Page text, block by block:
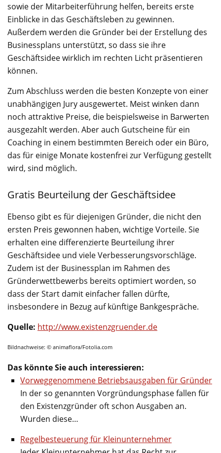
sowie der Mitarbeiterführung helfen, bereits erste
Einblicke in das Geschäftsleben zu gewinnen.
Außerdem werden die Gründer bei der Erstellung des
Businessplans unterstützt, so dass sie ihre
Geschäftsidee wirklich im rechten Licht präsentieren
können.
Zum Abschluss werden die besten Konzepte von einer
unabhängigen Jury ausgewertet. Meist winken dann
noch attraktive Preise, die beispielsweise in Barwerten
ausgezahlt werden. Aber auch Gutscheine für ein
Coaching in einem bestimmten Bereich oder ein Büro,
das für einige Monate kostenfrei zur Verfügung gestellt
wird, sind möglich.
Gratis Beurteilung der Geschäftsidee
Ebenso gibt es für diejenigen Gründer, die nicht den
ersten Preis gewonnen haben, wichtige Vorteile. Sie
erhalten eine differenzierte Beurteilung ihrer
Geschäftsidee und viele Verbesserungsvorschläge.
Zudem ist der Businessplan im Rahmen des
Gründerwettbewerbs bereits optimiert worden, so
dass der Start damit einfacher fallen dürfte,
insbesondere in Bezug auf künftige Bankgespräche.
Quelle: http://www.existenzgruender.de
Bildnachweise: © animaflora/Fotolia.com
Das könnte Sie auch interessieren:
Vorweggenommene Betriebsausgaben für Gründer
In der so genannten Vorgründungsphase fallen für
den Existenzgründer oft schon Ausgaben an.
Wurden diese…
Regelbesteuerung für Kleinunternehmer